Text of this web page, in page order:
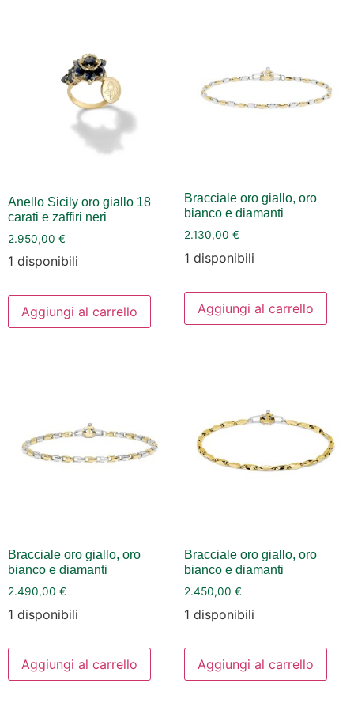
Anello Sicily oro giallo 18
carati e zaffiri neri
2.950,00 €
1 disponibili
Aggiungi al carrello
Bracciale oro giallo, oro
bianco e diamanti
2.130,00 €
1 disponibili
Aggiungi al carrello
Bracciale oro giallo, oro
bianco e diamanti
2.490,00 €
1 disponibili
Aggiungi al carrello
Bracciale oro giallo, oro
bianco e diamanti
2.450,00 €
1 disponibili
Aggiungi al carrello